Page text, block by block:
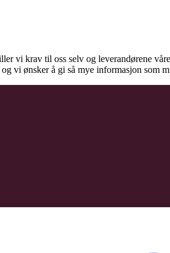
vi krav til oss selv og leverandørene
vi ønsker å gi så mye informasjon som